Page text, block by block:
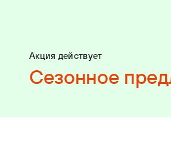
Акция действует
Сезонное